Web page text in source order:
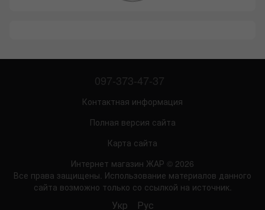
097-373-47-37
Контактная информация
Полная версия сайта
Карта сайта
Интернет магазин ЖАР © 2026
Все права защищены. Использование материалов данного
сайта возможно только со ссылкой на источник.
Укр Рус